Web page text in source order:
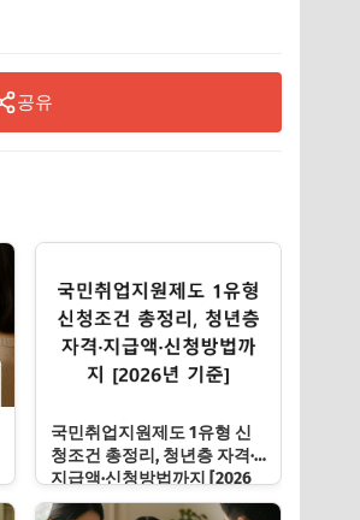
공유
국민취업지원제도 1유형 신
청조건 총정리, 청년층 자격·
지급액·신청방법까지 [2026
년 기준]